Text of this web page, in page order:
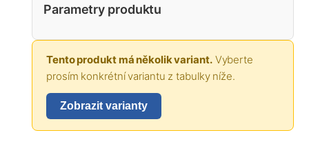
Parametry produktu
Tento produkt má několik variant.Vyberte
prosím konkrétní variantu z tabulky níže.
Zobrazit varianty